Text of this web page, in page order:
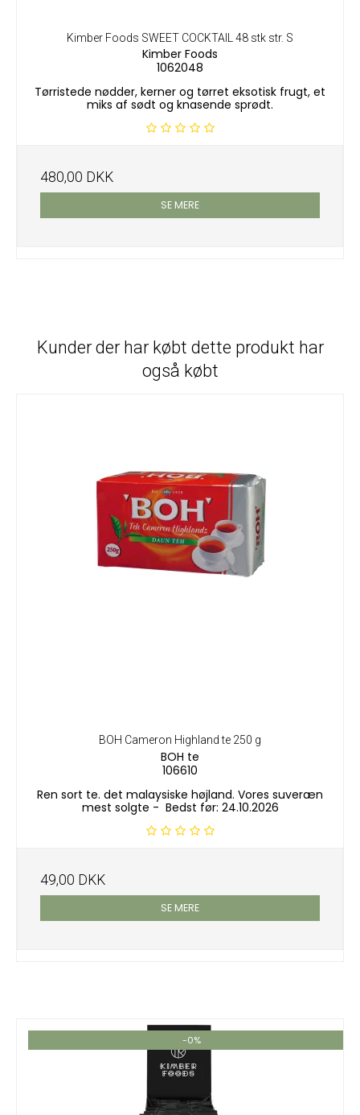
Kimber Foods SWEET COCKTAIL 48 stk str. S
Kimber Foods
1062048
Tørristede nødder, kerner og tørret eksotisk frugt, et
miks af sødt og knasende sprødt.
480,00 DKK
SE MERE
Kunder der har købt dette produkt har
også købt
BOH Cameron Highland te 250 g
BOH te
106610
Ren sort te. det malaysiske højland. Vores suveræn
mest solgte - Bedst før: 24.10.2026
49,00 DKK
SE MERE
-0%